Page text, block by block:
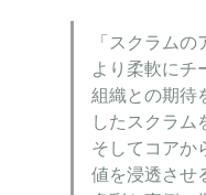
「スクラムの
より柔軟にチ
組織との期待
したスクラム
そしてコアか
値を浸透さ